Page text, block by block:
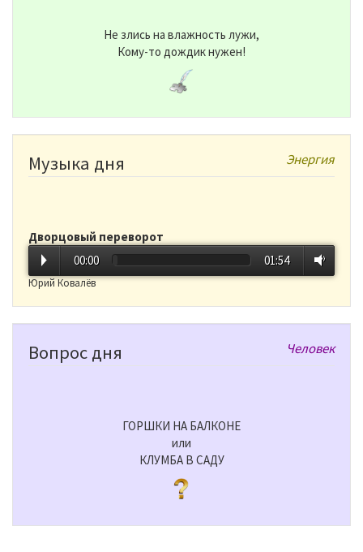
Не злись на влажность лужи,
Кому-то дождик нужен!
Музыка дня Энергия
Дворцовый переворот
00:00
01:54
Юрий Ковалёв
Вопрос дня Человек
ГОРШКИ НА БАЛКОНЕ
или
КЛУМБА В САДУ